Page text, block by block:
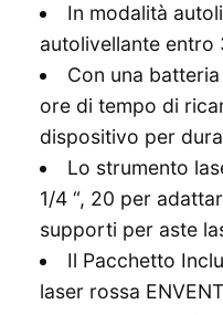
In modalità
autolivellante entro
Con una
ore di tempo di
dispositivo per
Lo strumento
1/4 “, 20 per
supporti per aste
Il Pacchetto
laser rossa